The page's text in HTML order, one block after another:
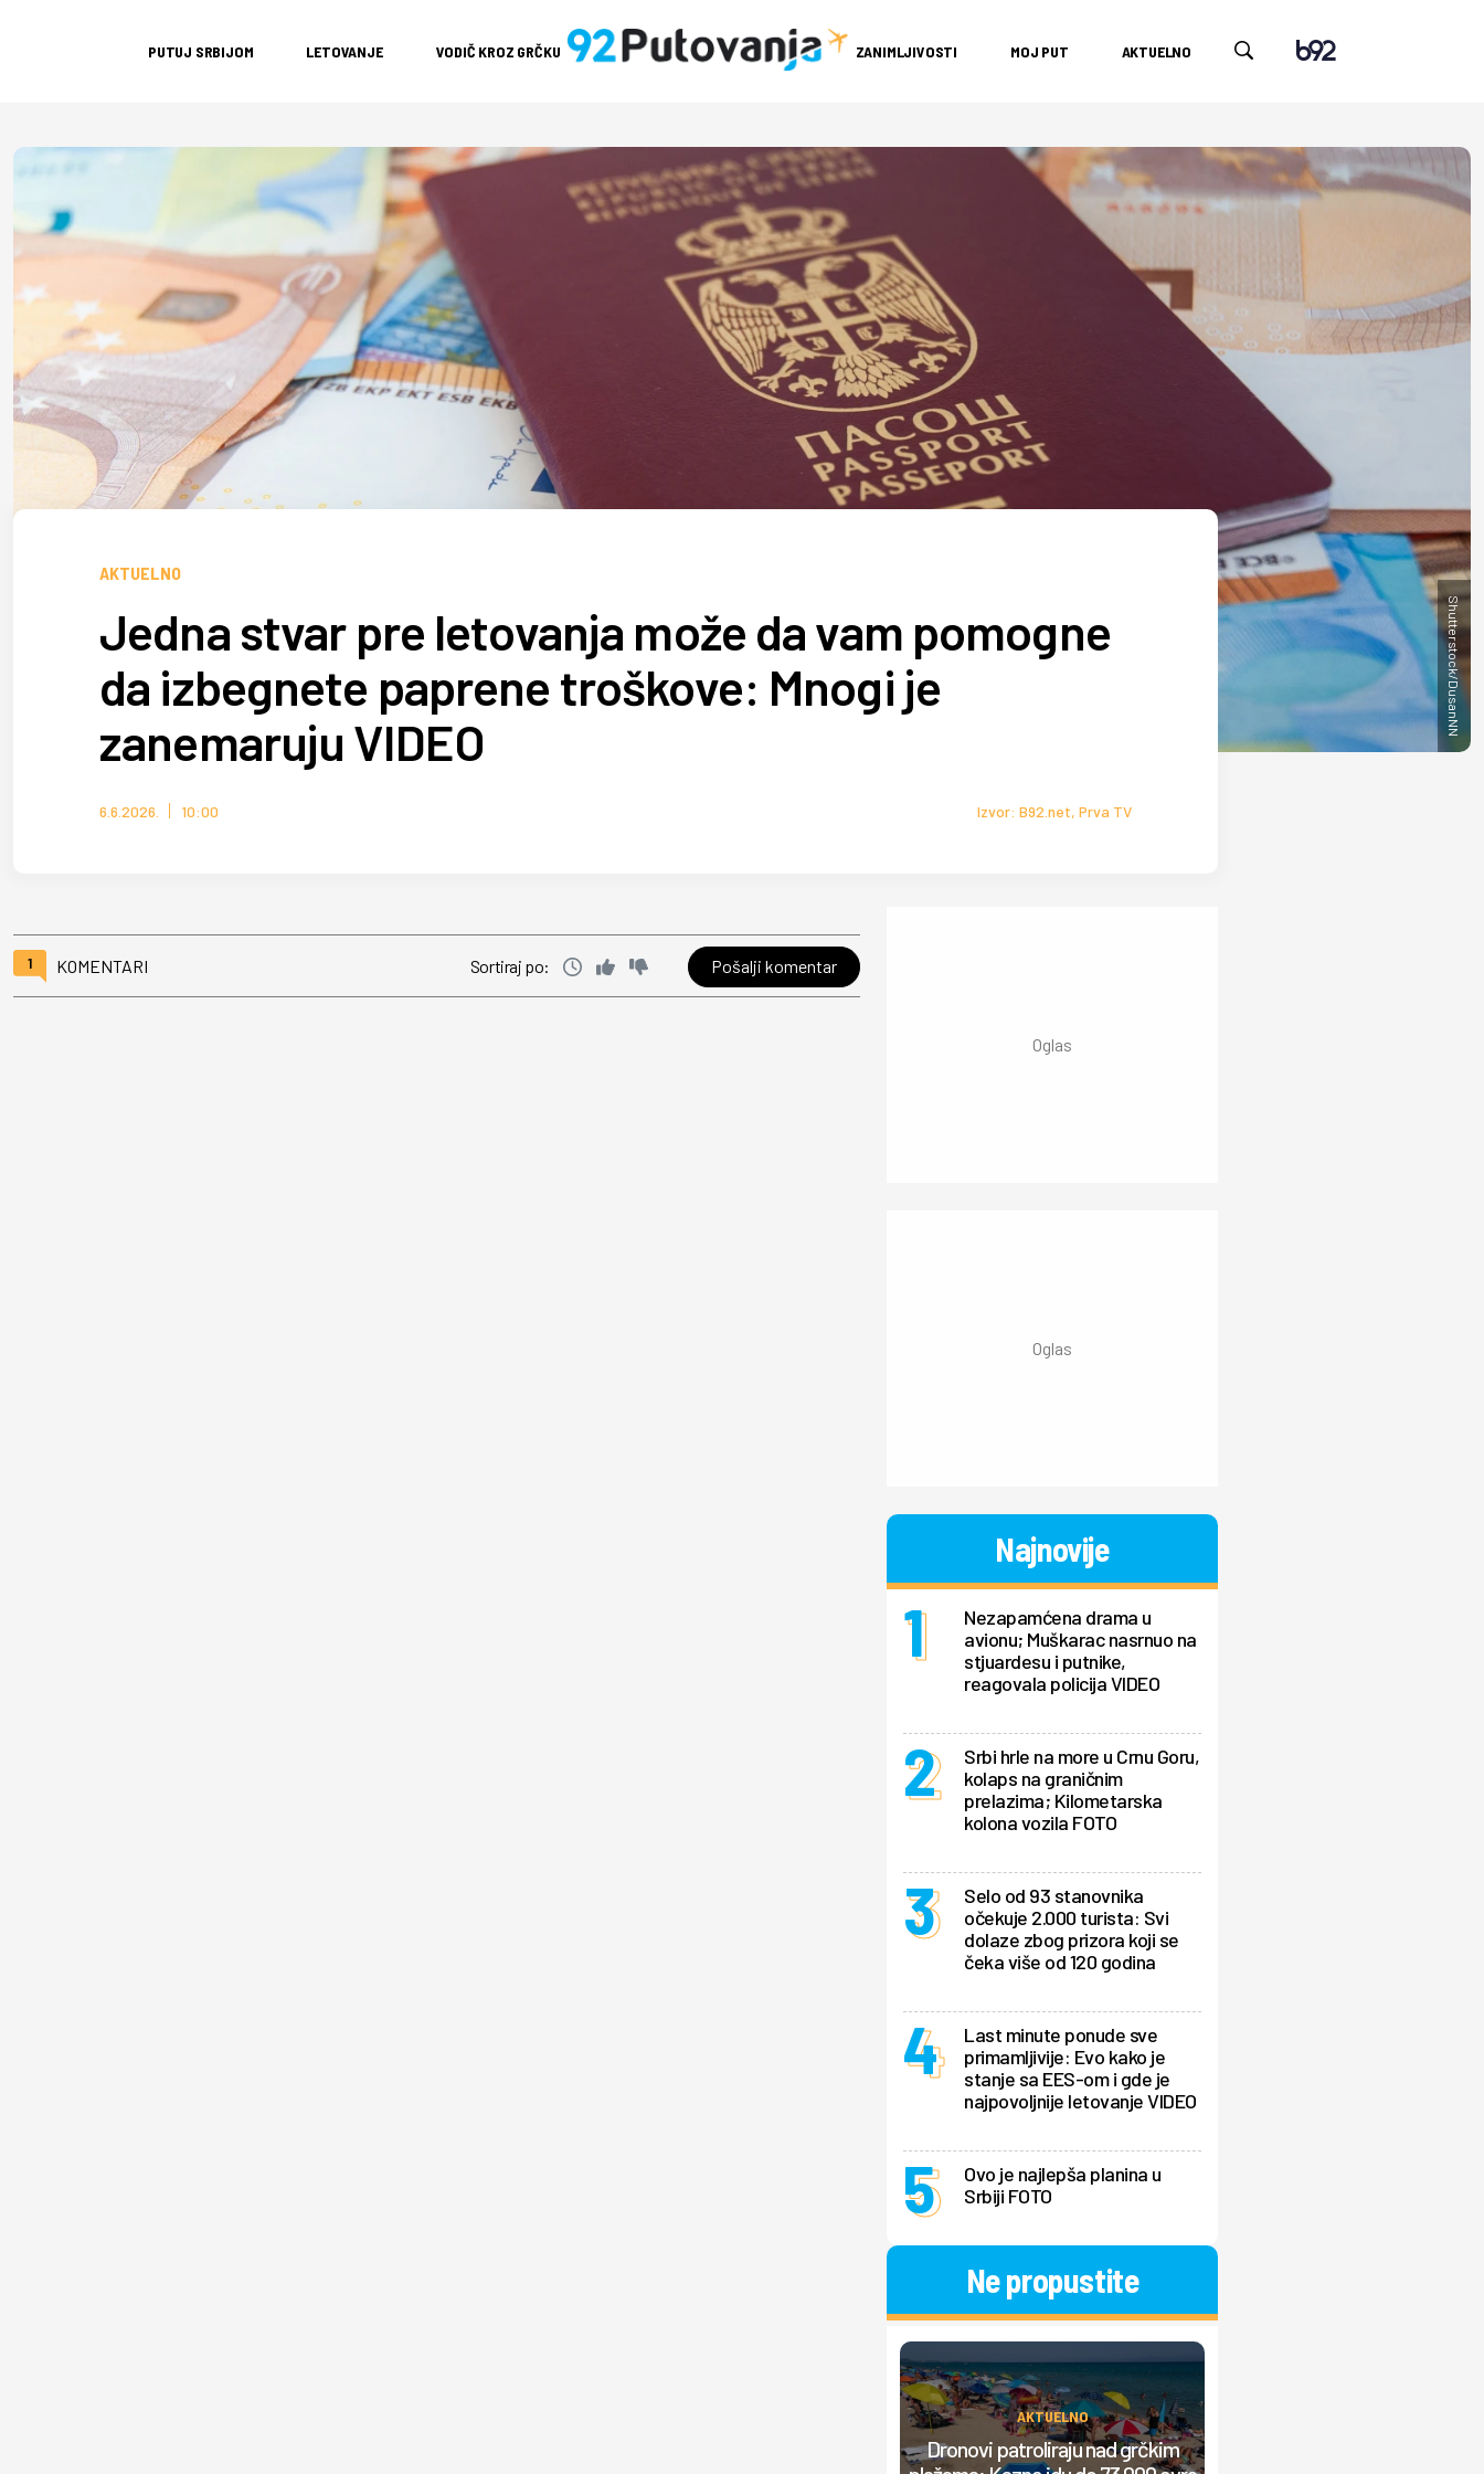
PUTUJ SRBIJOM LETOVANJE VODIČ KROZ GRČKU ZANIMLJIVOSTI MOJ PUT AKTUELNO
Shutterstock/DusanNN
AKTUELNO
Jedna stvar pre letovanja može da vam pomogne
da izbegnete paprene troškove: Mnogi je
zanemaruju VIDEO
6.6.2026. 10:00 Izvor: B92.net, Prva TV
1 KOMENTARI Sortiraj po: Pošalji komentar
Najnovije
Nezapamćena drama u
avionu; Muškarac nasrnuo na
stjuardesu i putnike,
reagovala policija VIDEO
Srbi hrle na more u Crnu Goru,
kolaps na graničnim
prelazima; Kilometarska
kolona vozila FOTO
Selo od 93 stanovnika
očekuje 2.000 turista: Svi
dolaze zbog prizora koji se
čeka više od 120 godina
Last minute ponude sve
primamljivije: Evo kako je
stanje sa EES-om i gde je
najpovoljnije letovanje VIDEO
Ovo je najlepša planina u
Srbiji FOTO
Ne propustite
AKTUELNO
Dronovi patroliraju nad grčkim